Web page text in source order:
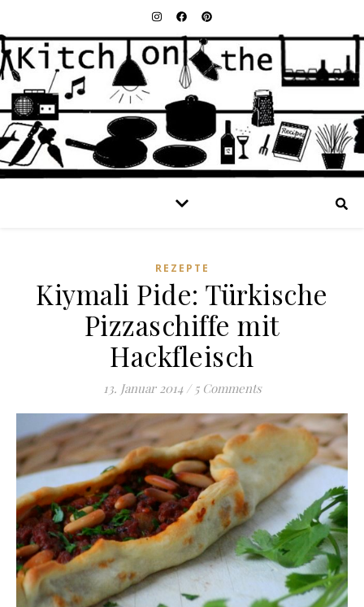
REZEPTE
Kiymali Pide: Türkische
Pizzaschiffe mit
Hackfleisch
13. Januar 2014 / 5 Comments